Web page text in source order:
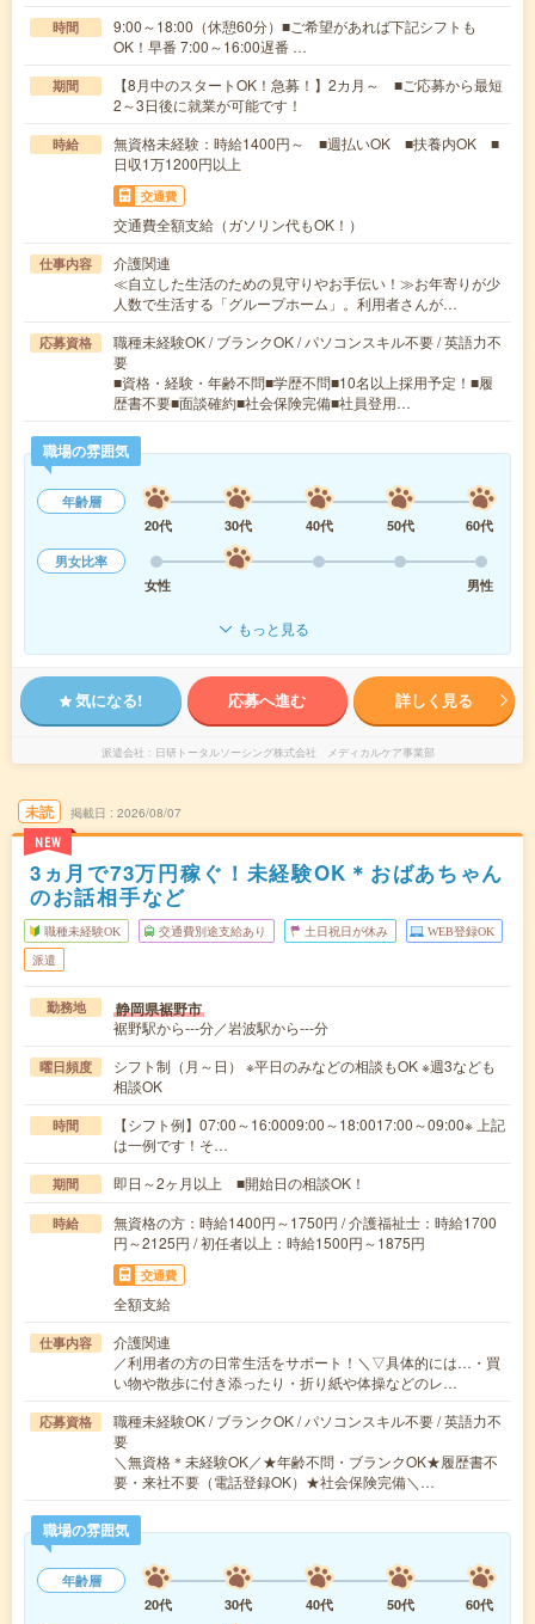
時間
9:00～18:00（休憩60分）■ご希望があれば下記シフトも
OK！早番 7:00～16:00遅番 …
期間
【8月中のスタートOK！急募！】2カ月～ ■ご応募から最短
2～3日後に就業が可能です！
時給
無資格未経験：時給1400円～ ■週払いOK ■扶養内OK ■
日収1万1200円以上
交通費
交通費全額支給（ガソリン代もOK！）
仕事内容
介護関連
≪自立した生活のための見守りやお手伝い！≫お年寄りが少
人数で生活する「グループホーム」。利用者さんが…
応募資格
職種未経験OK / ブランクOK / パソコンスキル不要 / 英語力不
要
■資格・経験・年齢不問■学歴不問■10名以上採用予定！■履
歴書不要■面談確約■社会保険完備■社員登用…
職場の雰囲気
年齢層
20代
30代 40代 50代
60代
男女比率
女性
男性
もっと見る
気になる! 応募へ進む 詳しく見る
派遣会社 日研トータルソーシング株式会社 メディカルケア事業部
未読
NEW
掲載日 2026/08/07
3ヵ月で73万円稼ぐ！未経験OK＊おばあちゃん
のお話相手など
職種未経験OK 交通費別途支給あり 土日祝日が休み WEB登録OK
派遣
勤務地 静岡県裾野市
裾野駅から---分／岩波駅から---分
曜日頻度
シフト制（月～日） ※平日のみなどの相談もOK ※週3なども
相談OK
時間
【シフト例】07:00～16:0009:00～18:0017:00～09:00※ 上記
は一例です！そ…
期間 即日～2ヶ月以上 ■開始日の相談OK！
時給
無資格の方：時給1400円～1750円 / 介護福祉士：時給1700
円～2125円 / 初任者以上：時給1500円～1875円
交通費
全額支給
仕事内容
介護関連
／利用者の方の日常生活をサポート！＼▽具体的には…・買
い物や散歩に付き添ったり・折り紙や体操などのレ…
応募資格
職種未経験OK / ブランクOK / パソコンスキル不要 / 英語力不
要
＼無資格＊未経験OK／★年齢不問・ブランクOK★履歴書不
要・来社不要（電話登録OK）★社会保険完備＼…
職場の雰囲気
年齢層
20代
30代 40代 50代
60代